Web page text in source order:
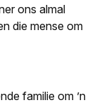
ons almal
die mense om
familie om ’n